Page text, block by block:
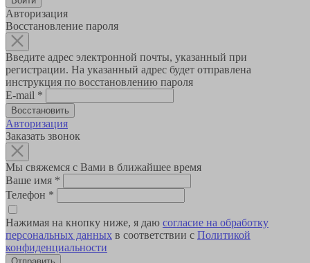
Авторизация
Восстановление пароля
Введите адрес электронной почты, указанный при
регистрации. На указанный адрес будет отправлена
инструкция по восстановлению пароля
E-mail *
Авторизация
Заказать звонок
Мы свяжемся с Вами в ближайшее время
Ваше имя *
Телефон *
Нажимая на кнопку ниже, я даю согласие на обработку
персональных данных в соответствии с Политикой
конфиденциальности